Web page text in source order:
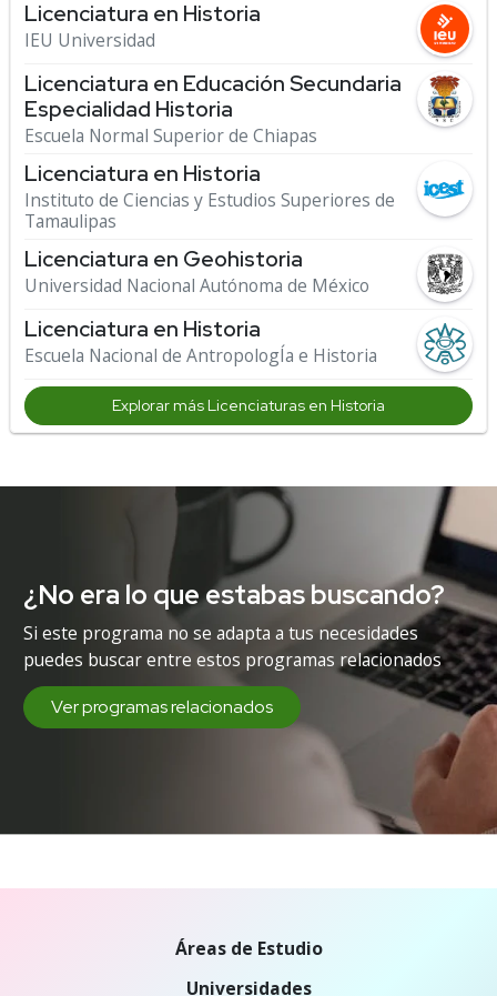
Licenciatura en Historia
IEU Universidad
Licenciatura en Educación Secundaria
Especialidad Historia
Escuela Normal Superior de Chiapas
Licenciatura en Historia
Instituto de Ciencias y Estudios Superiores de
Tamaulipas
Licenciatura en Geohistoria
Universidad Nacional Autónoma de México
Licenciatura en Historia
Escuela Nacional de AntropologÍa e Historia
Explorar más Licenciaturas en Historia
¿No era lo que estabas buscando?
Si este programa no se adapta a tus necesidades
puedes buscar entre estos programas relacionados
Ver programas relacionados
Áreas de Estudio
Universidades